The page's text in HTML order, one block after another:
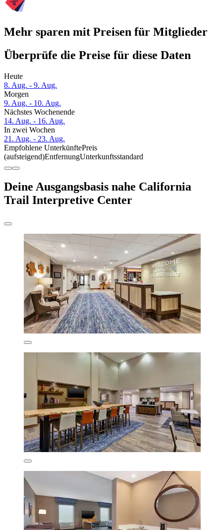
Mehr sparen mit Preisen für Mitglieder
Überprüfe die Preise für diese Daten
Heute
8. Aug. - 9. Aug.
Morgen
9. Aug. - 10. Aug.
Nächstes Wochenende
14. Aug. - 16. Aug.
In zwei Wochen
21. Aug. - 23. Aug.
Empfohlene UnterkünftePreis
(aufsteigend)EntfernungUnterkunftsstandard
Deine Ausgangsbasis nahe California
Trail Interpretive Center